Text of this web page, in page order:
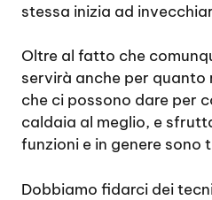
stessa inizia ad
Oltre al fatto che
servirà anche per
che ci possono dare per
caldaia al meglio, e
funzioni e in genere sono
Dobbiamo fidarci dei